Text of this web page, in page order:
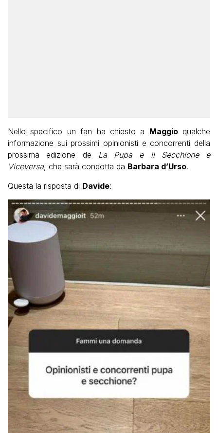
Nello specifico un fan ha chiesto a Maggioqualche
informazione sui prossimi opinionisti e concorrenti della
prossima edizione de La Pupa e il Secchione e
Viceversa , che sarà condotta da Barbara d’Urso.
Questa la risposta di Davide: